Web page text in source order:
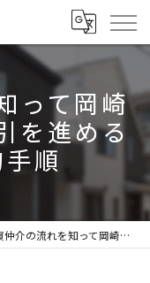
って岡崎
を進める
順
流れを知って岡崎市で失敗しない取引を進めるための具体的手順